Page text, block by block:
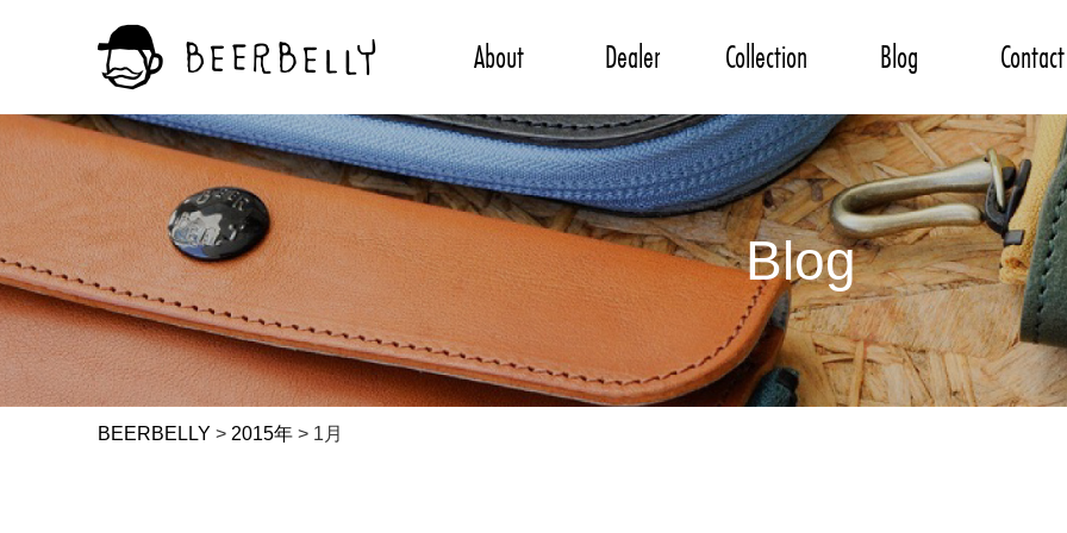
About Dealer Collection Blog Contact
Blog
BEERBELLY > 2015年 > 1月